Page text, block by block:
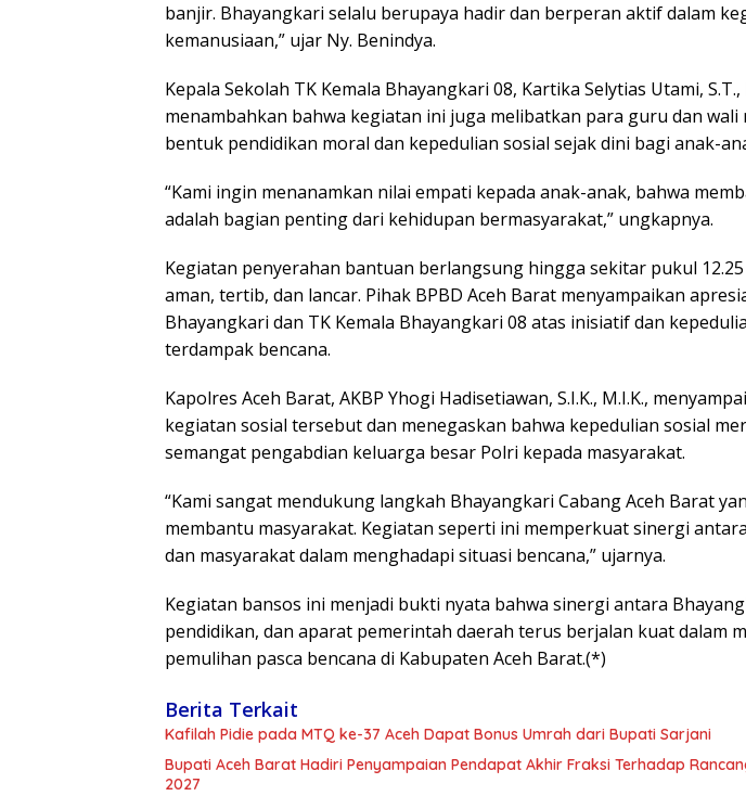
banjir. Bhayangkari selalu berupaya hadir dan berperan aktif dalam
kemanusiaan,” ujar Ny. Benindya.
Kepala Sekolah TK Kemala Bhayangkari 08, Kartika Selytias Utami, S.T.,
menambahkan bahwa kegiatan ini juga melibatkan para guru dan wali
bentuk pendidikan moral dan kepedulian sosial sejak dini bagi anak-
“Kami ingin menanamkan nilai empati kepada anak-anak, bahwa
adalah bagian penting dari kehidupan bermasyarakat,” ungkapnya.
Kegiatan penyerahan bantuan berlangsung hingga sekitar pukul
aman, tertib, dan lancar. Pihak BPBD Aceh Barat menyampaikan
Bhayangkari dan TK Kemala Bhayangkari 08 atas inisiatif dan
terdampak bencana.
Kapolres Aceh Barat, AKBP Yhogi Hadisetiawan, S.I.K., M.I.K.,
kegiatan sosial tersebut dan menegaskan bahwa kepedulian sosial
semangat pengabdian keluarga besar Polri kepada masyarakat.
“Kami sangat mendukung langkah Bhayangkari Cabang Aceh Barat
membantu masyarakat. Kegiatan seperti ini memperkuat sinergi
dan masyarakat dalam menghadapi situasi bencana,” ujarnya.
Kegiatan bansos ini menjadi bukti nyata bahwa sinergi antara
pendidikan, dan aparat pemerintah daerah terus berjalan kuat dalam
pemulihan pasca bencana di Kabupaten Aceh Barat.(*)
Berita Terkait
Kafilah Pidie pada MTQ ke-37 Aceh Dapat Bonus Umrah dari Bupati Sarjani
Bupati Aceh Barat Hadiri Penyampaian Pendapat Akhir Fraksi Terhadap
2027